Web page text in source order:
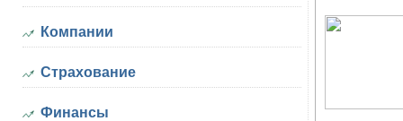
Компании
Страхование
Финансы